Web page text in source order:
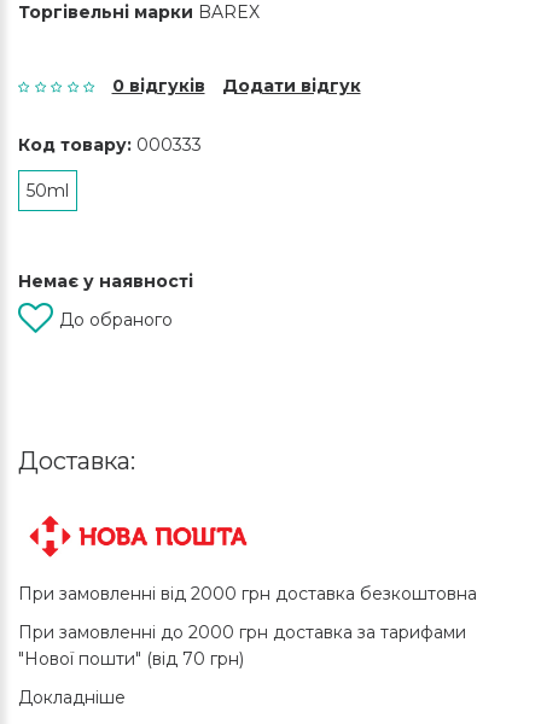
Торгівельні марки BAREX
0 відгуків Додати відгук
Код товару: 000333
50ml
Немає у наявності
До обраного
Доставка:
При замовленні від 2000 грн доставка безкоштовна
При замовленні до 2000 грн доставка за тарифами
"Нової пошти" (від 70 грн)
Докладніше